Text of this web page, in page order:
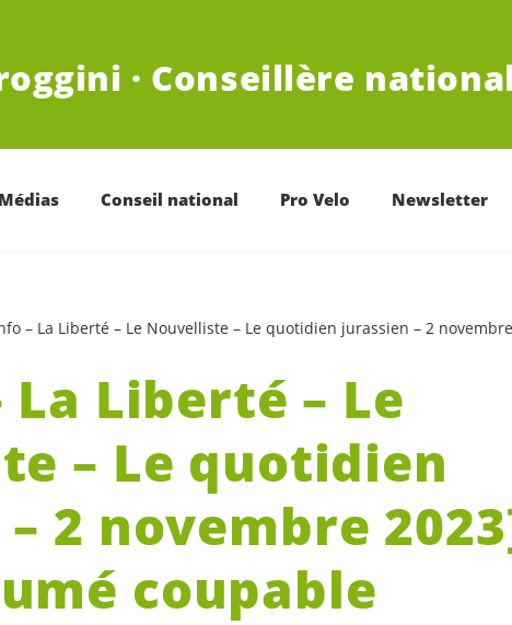
· Conseillère
Médias Conseil national Pro Velo Newsletter
– La Liberté – Le Nouvelliste – Le quotidien jurassien – 2
Liberté – Le
– Le quotidien
2 novembre
coupable